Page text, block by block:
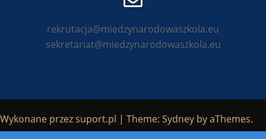
rekrutacja@miedzynarodowaszkola.eu
sekretariat@miedzynarodowaszkola.eu
Wykonane przezsuport.pl | Theme: Sydney by aThemes.